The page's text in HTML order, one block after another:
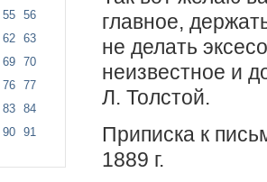
55
56
62
63
69
70
76
77
83
84
90 91
главное,
не делать
неизвестное и
Л. Толстой.
Приписка к
1889 г.